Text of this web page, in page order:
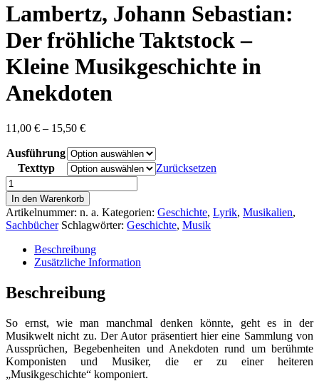
Lambertz, Johann Sebastian:
Der fröhliche Taktstock –
Kleine Musikgeschichte in
Anekdoten
11,00 € – 15,50 €Preisspanne:
bis
15,50 €
Ausführung
Texttyp
Zurücksetzen
Lambertz,
Johann
Sebastian:
Der
fröhliche
Taktstock
Kleine
Musikgeschichte
in
Menge
In den Warenkorb
Artikelnummer: n. a. Kategorien: Geschichte, Lyrik, Musikalien,
Sachbücher Schlagwörter: Geschichte, Musik
Beschreibung
Zusätzliche Information
Beschreibung
So ernst, wie man manchmal denken könnte, geht es in der
Musikwelt nicht zu. Der Autor präsentiert hier eine Sammlung von
Aussprüchen, Begebenheiten und Anekdoten rund um berühmte
Komponisten und Musiker, die er zu einer heiteren
„Musikgeschichte“ komponiert.